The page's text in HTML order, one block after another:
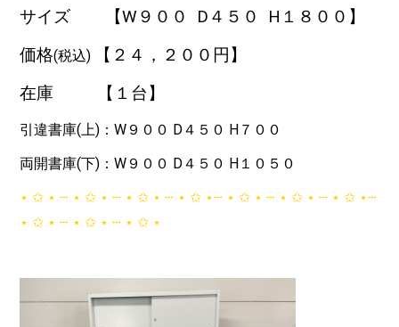
サイズ 【W９００
D４５０ H１８００】
価格(税込) 【２４，２ ００円】
在庫 【１台】
引違書庫(上)：W９００ D４５０ H７００
両開書庫(下)：W９００ D４５０ H１０５０
‎⋆ ✩ ⋆ ┄ ⋆ ✩ ⋆ ┄ ⋆ ✩ ⋆ ┄ ⋆ ✩ ⋆┄ ⋆ ✩ ⋆ ┄ ⋆ ✩ ⋆ ┄ ⋆ ✩ ⋆┄
⋆ ✩ ⋆ ┄ ⋆ ✩ ⋆ ┄ ⋆ ✩ ⋆